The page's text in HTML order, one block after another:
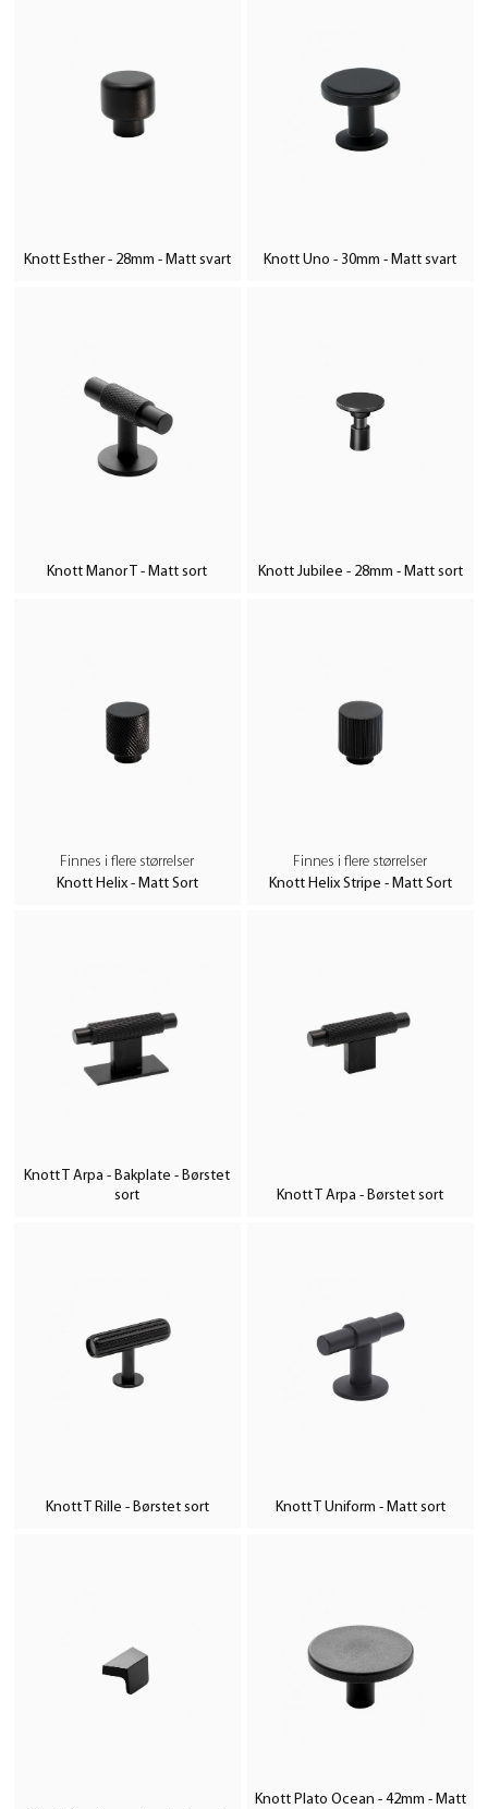
Knott Esther - 28mm - Matt svart Knott Uno - 30mm - Matt svart
Knott Manor T - Matt sort Knott Jubilee - 28mm - Matt sort
Finnes i flere størrelser
Knott Helix - Matt Sort
Finnes i flere størrelser
Knott Helix Stripe - Matt Sort
Knott T Arpa - Bakplate - Børstet
sort
Knott T Arpa - Børstet sort
Knott T Rille - Børstet sort Knott T Uniform - Matt sort
Knott Plato Ocean - 42mm - Matt